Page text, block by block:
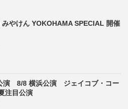
やけん YOKOHAMA SPECIAL 開催
演 8/8 横浜公演 ジェイコブ・コー
注目公演